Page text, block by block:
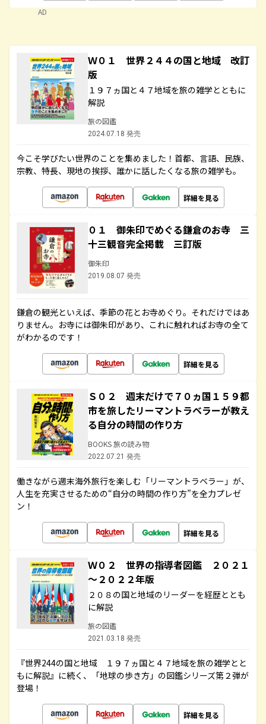
AD
Ｗ０１ 世界２４４の国と地域 改訂
版
１９７ヵ国と４７地域を旅の雑学とともに
解説
旅の図鑑
2024.07.18 発売
今こそ学びたい世界のことを集めました！首都、言語、民族、
宗教、特長、現地の挨拶、誰かに話したくなる旅の雑学も。
詳細を見る
０１ 御朱印でめぐる鎌倉のお寺 三
十三観音完全掲載 三訂版
御朱印
2019.08.07 発売
鎌倉の観光といえば、季節の花とお寺めぐり。それだけではあ
りません。お寺には御朱印があり、これに触れればお寺の全て
がわかるのです！
詳細を見る
Ｓ０２ 週末だけで７０ヵ国１５９都
市を旅したリーマントラベラーが教え
る自分の時間の作り方
BOOKS 旅の読み物
2022.07.21 発売
働きながら週末海外旅行を楽しむ「リーマントラベラー」が、
人生を充実させるための“自分の時間の作り方”を全力プレゼ
ン！
詳細を見る
Ｗ０２ 世界の指導者図鑑 ２０２１
～２０２２年版
２０８の国と地域のリーダーを経歴ととも
に解説
旅の図鑑
2021.03.18 発売
『世界244の国と地域 １９７ヵ国と４７地域を旅の雑学とと
もに解説』に続く、「地球の歩き方」の図鑑シリーズ第２弾が
登場！
詳細を見る